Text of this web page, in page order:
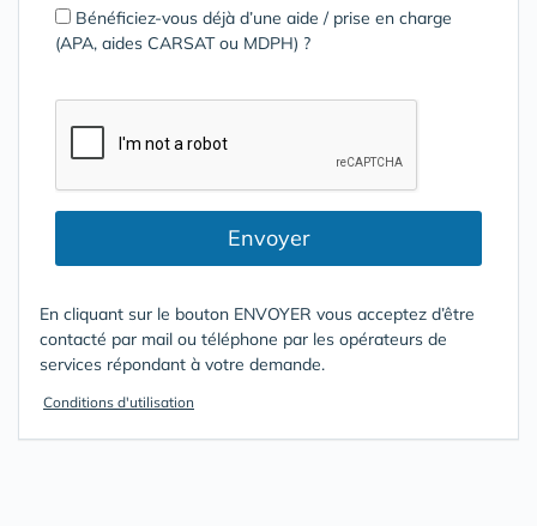
Bénéficiez-vous déjà d’une aide / prise en charge
(APA, aides CARSAT ou MDPH) ?
Envoyer
En cliquant sur le bouton ENVOYER vous acceptez d’être
contacté par mail ou téléphone par les opérateurs de
services répondant à votre demande.
Conditions d'utilisation